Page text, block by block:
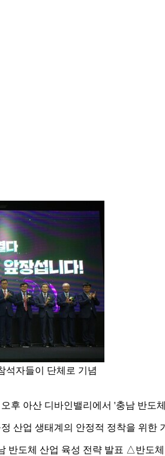
석자들이 단체로 기념
후 아산 디바인밸리에서 '충남 반도
산업 생태계의 안정적 정착을 위한
반도체 산업 육성 전략 발표 △반도